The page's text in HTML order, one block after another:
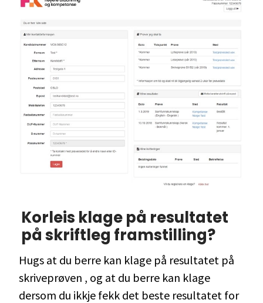
Korleis klage på resultatet
på skriftleg framstilling?
Hugs at du berre kan klage på resultatet på
skriveprøven , og at du berre kan klage
dersom du ikkje fekk det beste resultatet for